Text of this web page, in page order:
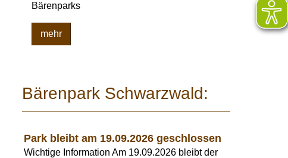
Bärenparks
mehr
Bärenpark Schwarzwald:
Park bleibt am 19.09.2026 geschlossen
Wichtige Information Am 19.09.2026 bleibt der